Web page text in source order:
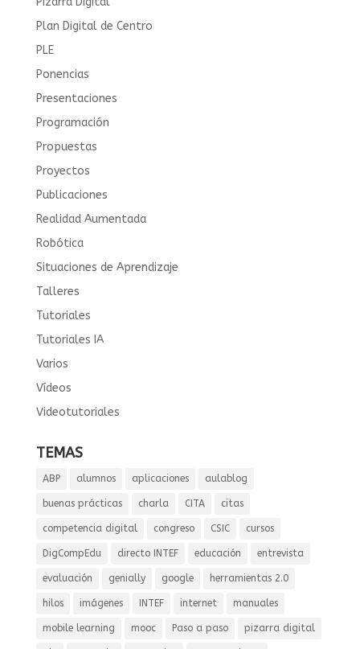
Plan Digital de Centro
PLE
Ponencias
Presentaciones
Programación
Propuestas
Proyectos
Publicaciones
Realidad Aumentada
Robótica
Situaciones de Aprendizaje
Talleres
Tutoriales
Tutoriales IA
Varios
Vídeos
Videotutoriales
TEMAS
ABP alumnos aplicaciones aulablog
buenas prácticas charla CITA citas
competencia digital congreso CSIC cursos
DigCompEdu directo INTEF educación entrevista
evaluación genially google herramientas 2.0
hilos imágenes INTEF internet manuales
mobile learning mooc Paso a paso pizarra digital